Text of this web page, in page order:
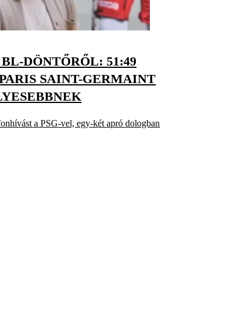
DÖNTŐRŐL: 51:49
SAINT-GERMAINT
a PSG-vel, egy-két apró dologban